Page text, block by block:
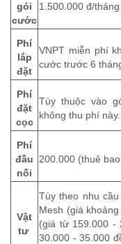
gói
cước
1.500.000 đ/
Phí
lắp
đặt
VNPT miễn phí
cước trước 6
Phí
đặt
cọc
Tùy thuộc vào
không thu phí này.
Phí
đầu
nối
200.000 (thuê
Vật
tư
Tùy theo nhu
Mesh (giá
(giá từ 159.000 -
30.000 - 35.000